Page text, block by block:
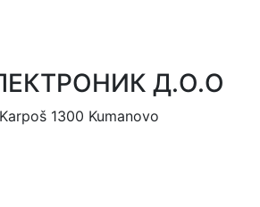
Д.О.О
1300 Kumanovo